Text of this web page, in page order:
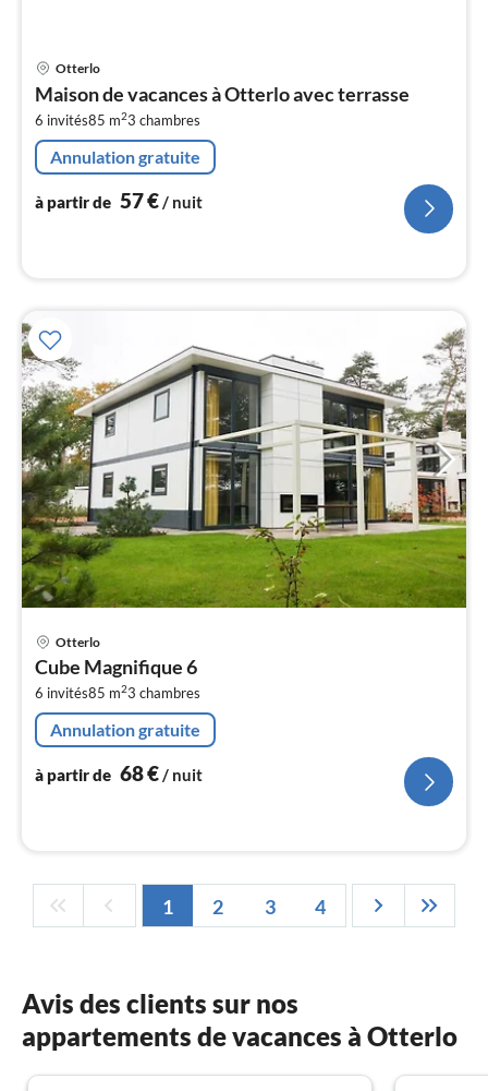
Otterlo
Maison de vacances à Otterlo avec terrasse
6 invités85 m23 chambres
Annulation gratuite
à partir de 57€/ nuit
Otterlo
Cube Magnifique 6
6 invités85 m23 chambres
Annulation gratuite
à partir de 68€/ nuit
1 2 3 4
Avis des clients sur nos
appartements de vacances à Otterlo